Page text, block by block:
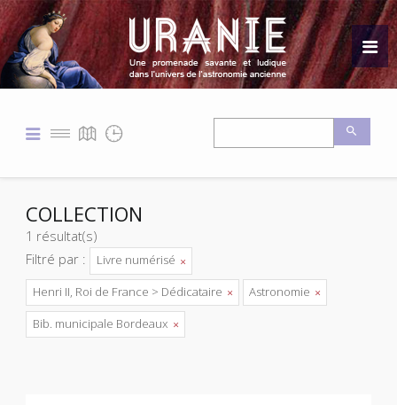
COLLECTION
1 résultat(s)
Filtré par :
Livre numérisé
Henri II, Roi de France > Dédicataire
Astronomie
Bib. municipale Bordeaux